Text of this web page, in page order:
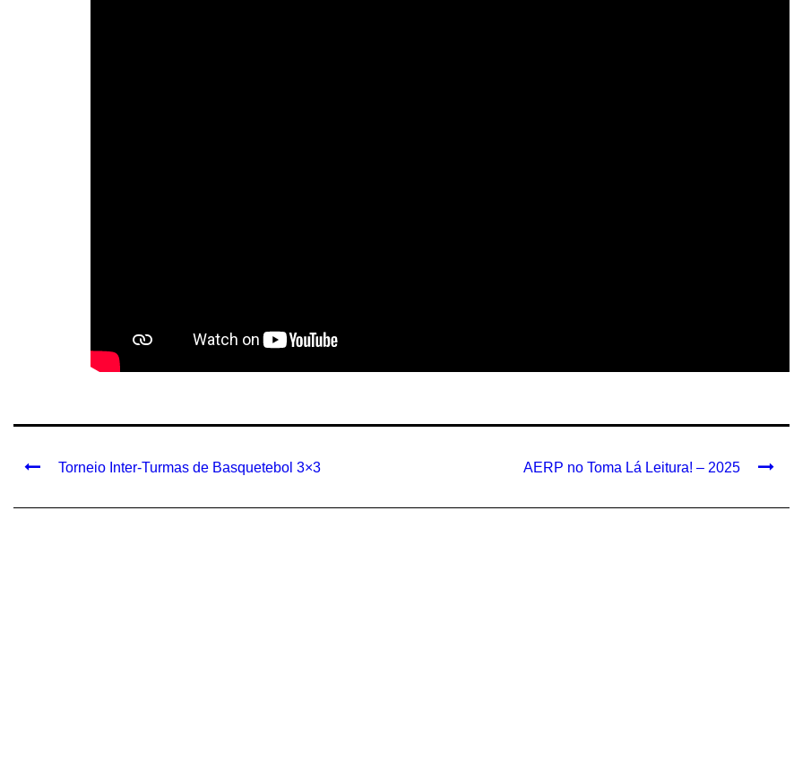
Torneio Inter-Turmas de Basquetebol 3×3 AERP no Toma Lá Leitura! – 2025